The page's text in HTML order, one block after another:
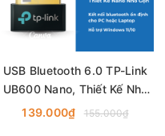
USB Bluetooth 6.0 TP-Link
UB600 Nano, Thiết Kế Nhỏ
Gọn, Dùng Windown
139.000₫ 155.000₫